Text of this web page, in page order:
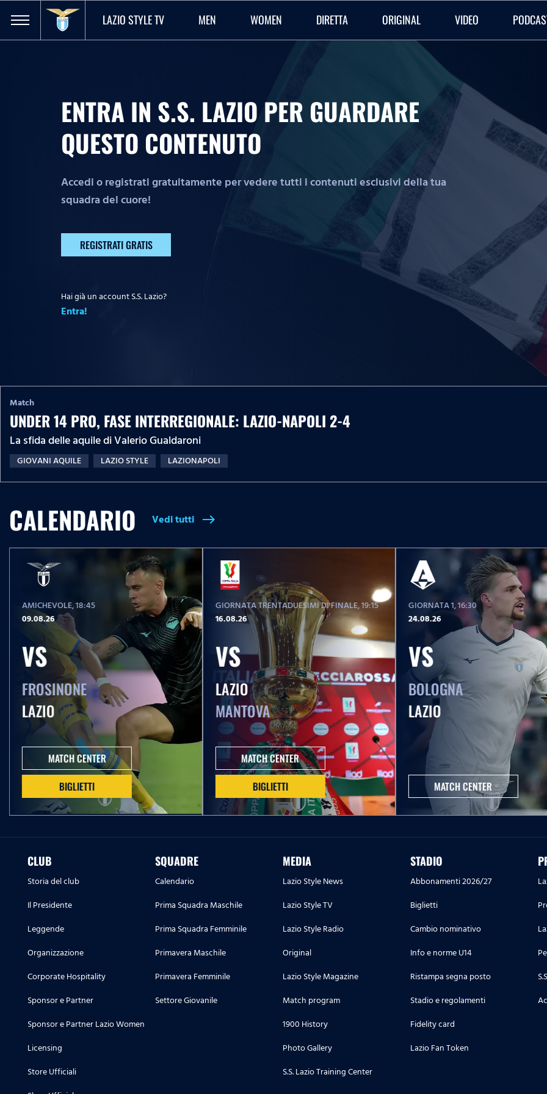
LAZIO STYLE TV MEN WOMEN DIRETTA ORIGINAL VIDEO
ENTRA IN S.S. LAZIO PER GUARDARE
QUESTO CONTENUTO
Accedi o registrati gratuitamente per vedere tutti i contenuti esclusivi della tua
squadra del cuore!
REGISTRATI GRATIS
Hai già un account S.S. Lazio?
Entra!
Match
UNDER 14 PRO, FASE INTERREGIONALE: LAZIO-NAPOLI 2-4
La sfida delle aquile di Valerio Gualdaroni
GIOVANI AQUILE LAZIO STYLE LAZIONAPOLI
CALENDARIO Vedi tutti east
AMICHEVOLE, 18:45
09.08.26
VS
FROSINONE
LAZIO
MATCH CENTER
BIGLIETTI
GIORNATA TRENTADUESIMI DI FINALE, 19:15
16.08.26
VS
LAZIO
MANTOVA
MATCH CENTER
BIGLIETTI
GIORNATA 1, 16:30
24.08.26
VS
BOLOGNA
LAZIO
MATCH CENTER
CLUB
Storia del club
Il Presidente
Leggende
Organizzazione
Corporate Hospitality
Sponsor e Partner
Sponsor e Partner Lazio Women
Licensing
Store Ufficiali
SQUADRE
Calendario
Prima Squadra Maschile
Prima Squadra Femminile
Primavera Maschile
Primavera Femminile
Settore Giovanile
MEDIA
Lazio Style News
Lazio Style TV
Lazio Style Radio
Original
Lazio Style Magazine
Match program
1900 History
Photo Gallery
S.S. Lazio Training Center
STADIO
Abbonamenti 2026/27
Biglietti
Cambio nominativo
Info e norme U14
Ristampa segna posto
Stadio e regolamenti
Fidelity card
Lazio Fan Token